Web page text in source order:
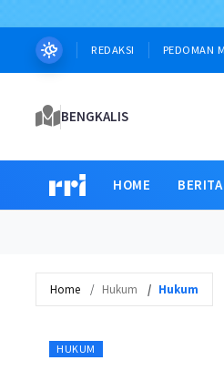
REDAKSI PEDOMAN
BENGKALIS
HOME BERITA
Home Hukum Hukum
HUKUM